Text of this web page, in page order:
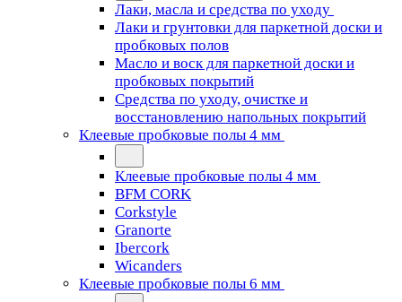
Лаки, масла и средства по уходу
Лаки и грунтовки для паркетной доски и
пробковых полов
Масло и воск для паркетной доски и
пробковых покрытий
Средства по уходу, очистке и
восстановлению напольных покрытий
Клеевые пробковые полы 4 мм
Клеевые пробковые полы 4 мм
BFM CORK
Corkstyle
Granorte
Ibercork
Wicanders
Клеевые пробковые полы 6 мм